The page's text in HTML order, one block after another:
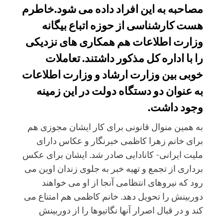
مصاحبه به این افراد داده می شود.خاطرم
هست کارشناسی از حوزه اتباع بیگانه
وزارت اطلاعات هم همکاری های نزدیکی
را با اداره کل مذکور داشتند. تعاملات
خوبی بین وزارت ارشاد و وزارت اطلاعات
به عنوان دو دستگاه دولت در این زمینه
وجود داشت.
به همین منوال قانونی برای کار ایشان مجوزی هم
برای خانم زهرا کاظمی خبرنگار و عکاس دارای
ملیت ایرانی- کانادایی صادر شد. ایشان برای عکس
برداری از تجمع و تهیه خبر به جلوی زندان اوین می
رود که نیروهای انتظامی آنجا از او می خواهند
دوربینش را تحویل دهد. خانم کاظمی هم امتناع می
کند و در قبال اصرار آنها نگاتیوها را از دوربینش